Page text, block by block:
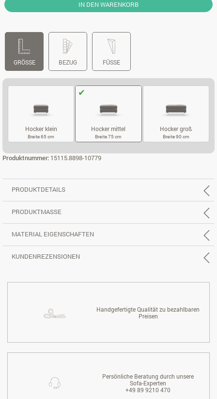
IN DEN WARENKORB
GRÖSSE BEZUG FÜSSE
Hocker klein
Breite 65 cm
Hocker mittel
Breite 75 cm
Hocker groß
Breite 90 cm
Produktnummer: 15115.8898-10779
PRODUKTDETAILS
PRODUKTMASSE
MATERIAL EIGENSCHAFTEN
KUNDENREZENSIONEN
Handgefertigte Qualität zu bezahlbaren
Preisen
Persönliche Beratung durch unsere
Sofa-Experten
+49 89 9210 470